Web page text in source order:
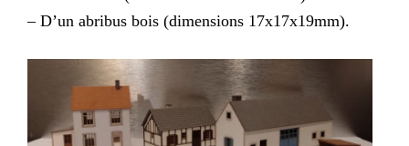
– D’un abribus bois (dimensions 17x17x19mm).